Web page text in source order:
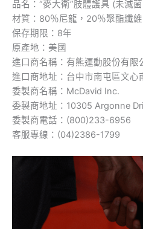
品名：“麥大衛”肢體護具 (未滅
材質：80％尼龍，20％聚酯纖維
保存期限：8年
原產地：美國
進口商名稱：有熊運動股份有限
進口商地址：台中市南屯區文心
委製商名稱：McDavid Inc.
委製商地址：10305 Argonne
委製商電話：(800)233-6956
客服專線：(04)2386-1799